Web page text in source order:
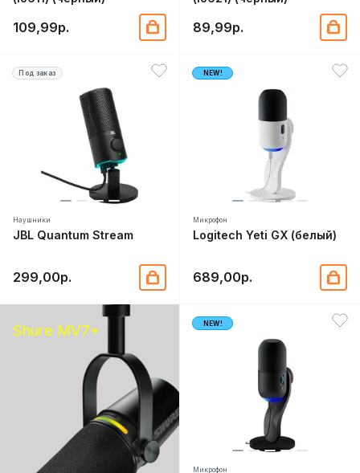
109,99р. 89,99р.
Под заказ
Наушники
JBL Quantum Stream
299,00р.
NEW!
Микрофон
Logitech Yeti GX (белый)
689,00р.
Shure MV7+ NEW!
Микрофон